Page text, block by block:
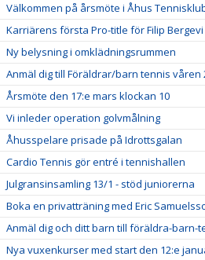
Välkommen på årsmöte i Åhus
Karriärens första Pro-title för Filip Bergevi
Ny belysning i omklädningsrummen
Anmäl dig till Föräldrar/barn tennis våren
Årsmöte den 17:e mars klockan 10
Vi inleder operation golvmålning
Åhusspelare prisade på Idrottsgalan
Cardio Tennis gör entré i tennishallen
Julgransinsamling 13/1 - stöd juniorerna
Boka en privatträning med Eric
Anmäl dig och ditt barn till föräldra-barn-
Nya vuxenkurser med start den 12:e